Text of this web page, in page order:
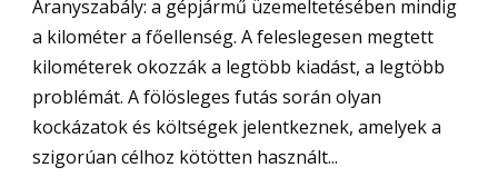
Aranyszabály: a gépjármű üzemeltetésében mindig
a kilométer a főellenség. A feleslegesen megtett
kilométerek okozzák a legtöbb kiadást, a legtöbb
problémát. A fölösleges futás során olyan
kockázatok és költségek jelentkeznek, amelyek a
szigorúan célhoz kötötten használt...